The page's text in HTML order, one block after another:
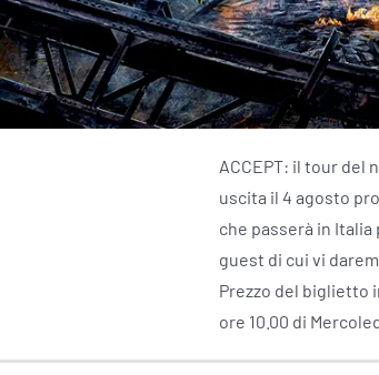
ACCEPT: il tour del
uscita il 4 agosto
che passerà in Italia
guest di cui vi
Prezzo del biglietto
ore 10.00 di